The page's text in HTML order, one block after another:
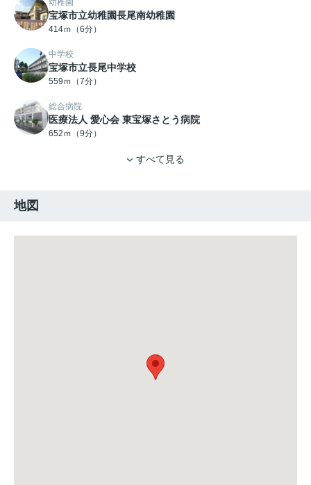
幼稚園
宝塚市立幼稚園長尾南幼稚園
414ｍ（6分）
中学校
宝塚市立長尾中学校
559ｍ（7分）
総合病院
医療法人 愛心会 東宝塚さとう病院
652ｍ（9分）
すべて見る
地図